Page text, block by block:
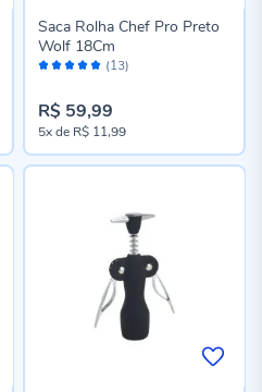
Avaliação: (13)
Saca Rolha Chef Pro Preto
Wolf 18Cm
R$ 59,99
5xde R$ 11,99